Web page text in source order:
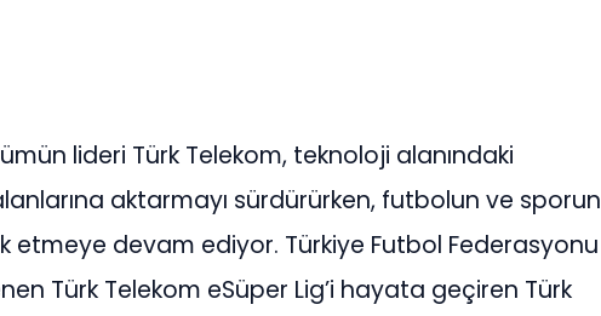
lideri Türk Telekom, teknoloji alanındaki
aktarmayı sürdürürken, futbolun ve sporun
etmeye devam ediyor. Türkiye Futbol Federasyonu
Türk Telekom eSüper Lig’i hayata geçiren Türk